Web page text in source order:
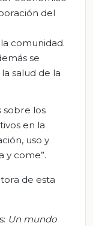
del
comunidad.
se
salud de la
sobre los
en la
uso y
y come”.
de esta
Un mundo